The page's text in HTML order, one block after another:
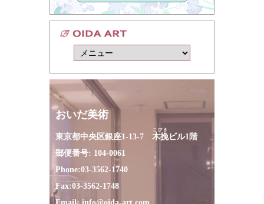
おいだ美術
東京都中央区銀座1-13-7 木挽
こびき
ビル1階
郵便番号: 104-0061
Phone:03-3562-1740
Fax:03-3562-1748